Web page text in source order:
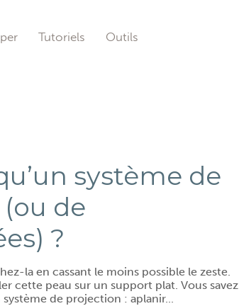
Tutoriels Outils
système de
de
?
la en cassant le moins possible le zeste.
cette peau sur un support plat. Vous savez
de projection : aplanir...